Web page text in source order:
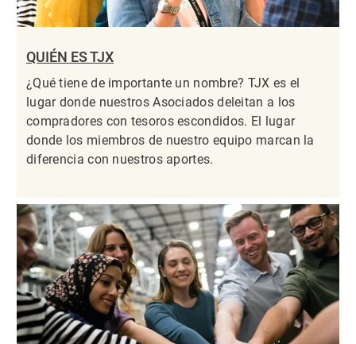
QUIÉN ES TJX
¿Qué tiene de importante un nombre? TJX es el
lugar donde nuestros Asociados deleitan a los
compradores con tesoros escondidos. El lugar
donde los miembros de nuestro equipo marcan la
diferencia con nuestros aportes.